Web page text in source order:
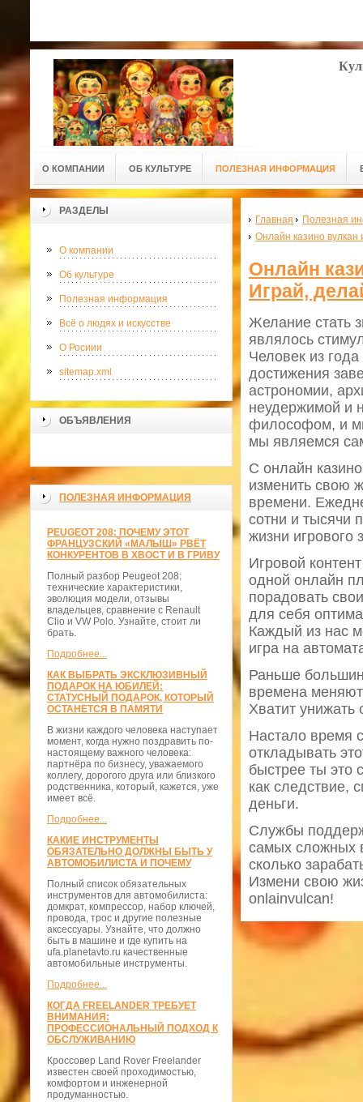
О КОМПАНИИ ОБ КУЛЬТУРЕ ПОЛЕЗНАЯ ИНФОРМАЦИЯ
РАЗДЕЛЫ
О компании
Об культуре
Полезная информация
Всё о людях и искусстве
О Росиии
sitemap.xml
ОБЪЯВЛЕНИЯ
>
ПОЛЕЗНАЯ ИНФОРМАЦИЯ
PEUGEOT 208: ПОЧЕМУ ЭТОТ
ФРАНЦУЗСКИЙ «МАЛЫШ» РВЁТ
КОНКУРЕНТОВ В ХВОСТ И В ГРИВУ
Полный разбор Peugeot 208:
технические характеристики,
эволюция модели, отзывы
владельцев, сравнение с Renault
Clio и VW Polo. Узнайте, стоит ли
брать.
Подробнее...
КАК ВЫБРАТЬ ЭКСКЛЮЗИВНЫЙ
ПОДАРОК НА ЮБИЛЕЙ:
СТАТУСНЫЙ ПОДАРОК, КОТОРЫЙ
ОСТАНЕТСЯ В ПАМЯТИ
В жизни каждого человека наступает
момент, когда нужно поздравить по-
настоящему важного человека:
партнёра по бизнесу, уважаемого
коллегу, дорогого друга или близкого
родственника, который, кажется, уже
имеет всё.
Подробнее...
КАКИЕ ИНСТРУМЕНТЫ
ОБЯЗАТЕЛЬНО ДОЛЖНЫ БЫТЬ У
АВТОМОБИЛИСТА И ПОЧЕМУ
Полный список обязательных
инструментов для автомобилиста:
домкрат, компрессор, набор ключей,
провода, трос и другие полезные
аксессуары. Узнайте, что должно
быть в машине и где купить на
ufa.planetavto.ru качественные
автомобильные инструменты.
Подробнее...
КОГДА FREELANDER ТРЕБУЕТ
ВНИМАНИЯ:
ПРОФЕССИОНАЛЬНЫЙ ПОДХОД К
ОБСЛУЖИВАНИЮ
Кроссовер Land Rover Freelander
известен своей проходимостью,
комфортом и инженерной
продуманностью.
Главная
Полезная
Онлайн казино
Онлайн
Играй,
Желание стать
являлось
Человек из
достижения
астрономии,
неудержимой и
философом, и
мы являемся
С онлайн
изменить свою
времени.
сотни и тысячи
жизни игрового
Игровой
одной онлайн
порадовать
для себя
Каждый из нас
игра на
Раньше
времена
Хватит унижать
Настало время
откладывать
быстрее ты это
как следствие,
деньги.
Службы
самых сложных
сколько
Измени свою
onlainvulcan!